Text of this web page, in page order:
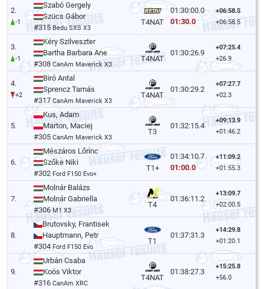
2.
-1
Szabó Gergely
Szücs Gábor
#315Bedu SXS X3
T4NAT
01:30:00.0
01:30.0
+06:58.5
+06:58.5
3.
-1
Kéry Szilveszter
Bartha Barbara Ane
#308CanAm Maverick X3
T4NAT
01:30:26.9
+07:25.4
+26.9
4.
+2
Biró Antal
Sprencz Tamás
#317CanAm Maverick X3
T4NAT
01:30:29.2
+07:27.7
+02.3
5.
Kus, Adam
Marton, Maciej
#305CanAm Maverick X3
T3
01:32:15.4
+09:13.9
+01:46.2
6.
Mészáros Lőrinc
Szőke Niki
#302 Ford F150 Evo+
T1+
01:34:10.7
01:00.0
+11:09.2
+01:55.3
7.
Molnár Balázs
Molnár Gabriella
#306M1 X3
T4
01:36:11.2
+13:09.7
+02:00.5
8.
Brutovsky, Frantisek
Hauptmann, Petr
#304 Ford F150 Evo
T1
01:37:31.3
+14:29.8
+01:20.1
9.
Urbán Csaba
Koós Viktor
#316CanAm XRC
T4NAT
01:38:27.3
+15:25.8
+56.0